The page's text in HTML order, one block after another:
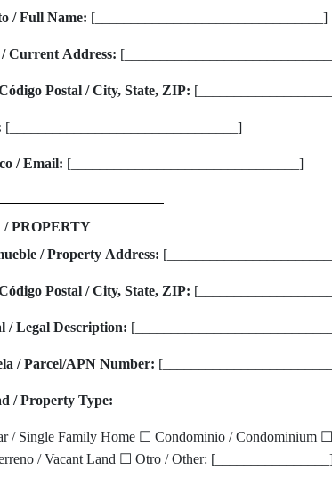
/ Full Name: [________________________________]
Current Address:
Postal / City, State, ZIP:
[________________________________]
/ Email: [________________________________]
PROPERTY
/ Property Address:
Postal / City, State, ZIP:
/ Legal Description:
/ Parcel/APN Number:
/ Property Type:
/ Single Family Home ☐ Condominio / Condominium
/ Vacant Land ☐ Otro / Other: